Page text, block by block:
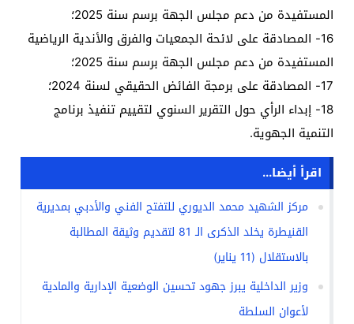
المستفيدة من دعم مجلس الجهة برسم سنة 2025؛
16- المصادقة على لائحة الجمعيات والفرق والأندية الرياضية
المستفيدة من دعم مجلس الجهة برسم سنة 2025؛
17- المصادقة على برمجة الفائض الحقيقي لسنة 2024؛
18- إبداء الرأي حول التقرير السنوي لتقييم تنفيذ برنامج
التنمية الجهوية.
اقرأ أيضا...
مركز الشهيد محمد الديوري للتفتح الفني والأدبي بمديرية
القنيطرة يخلد الذكرى الـ 81 لتقديم وثيقة المطالبة
بالاستقلال (11 يناير)
وزير الداخلية يبرز جهود تحسين الوضعية الإدارية والمادية
لأعوان السلطة